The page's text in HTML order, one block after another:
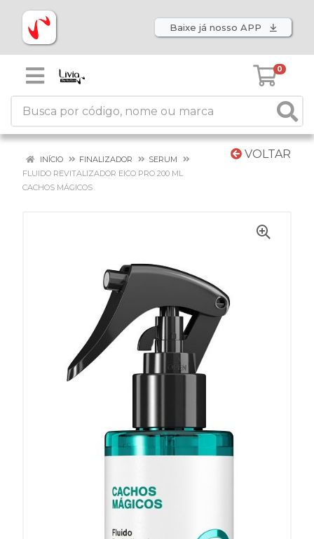
Baixe já nosso APP
0
VOLTAR
INÍCIO FINALIZADOR
SERUM
FLUIDO REVITALIZADOR EICO PRO 200 ML
CACHOS MÁGICOS